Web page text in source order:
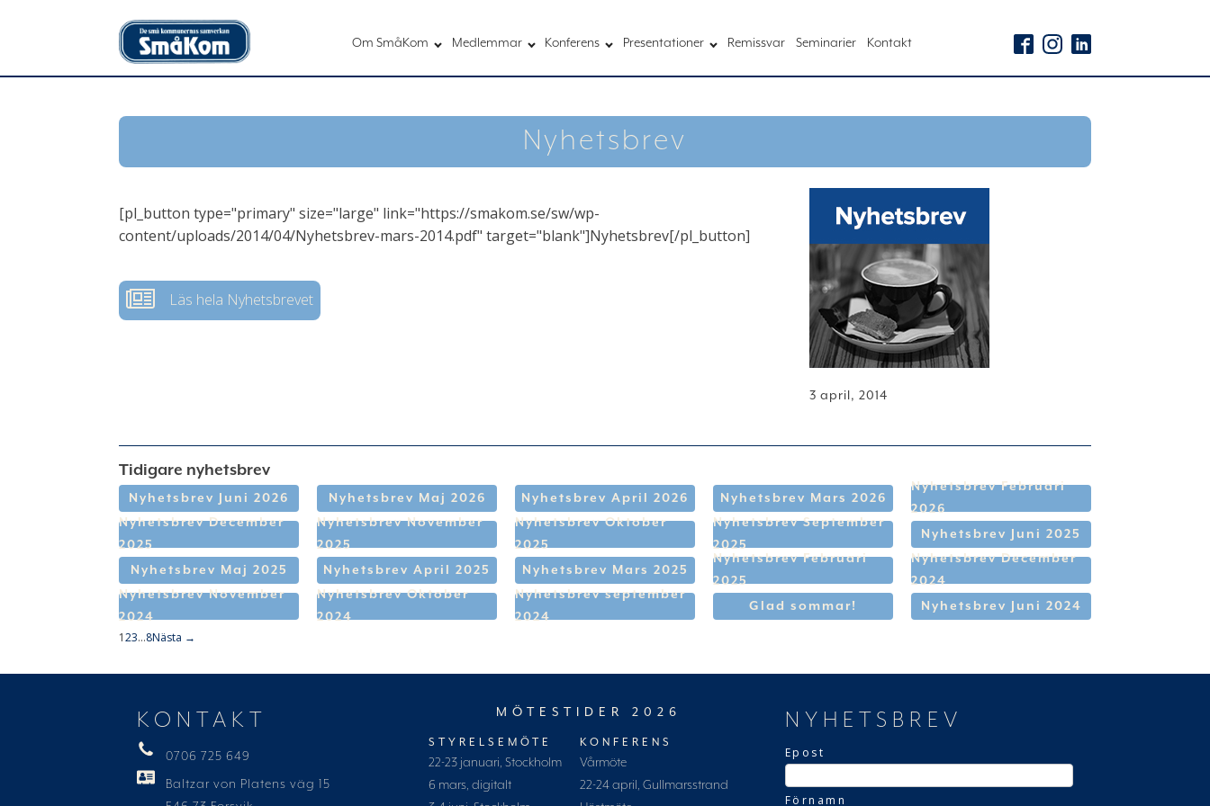
Om SmåKom Medlemmar Konferens Presentationer Remissvar Seminarier Kontakt
Nyhetsbrev
[pl_button type="primary" size="large" link="https://smakom.se/sw/wp-
content/uploads/2014/04/Nyhetsbrev-mars-2014.pdf" target="blank"]Nyhetsbrev[/pl_button]
Läs hela Nyhetsbrevet
3 april, 2014
Tidigare nyhetsbrev
Nyhetsbrev Juni 2026 Nyhetsbrev Maj 2026 Nyhetsbrev April 2026 Nyhetsbrev Mars 2026
Nyhetsbrev Februari
2026
Nyhetsbrev December
2025
Nyhetsbrev November
2025
Nyhetsbrev Oktober
2025
Nyhetsbrev September
2025
Nyhetsbrev Juni 2025
Nyhetsbrev Maj 2025 Nyhetsbrev April 2025 Nyhetsbrev Mars 2025
Nyhetsbrev Februari
2025
Nyhetsbrev December
2024
Nyhetsbrev November
2024
Nyhetsbrev Oktober
2024
Nyhetsbrev september
2024
Glad sommar! Nyhetsbrev Juni 2024
123…8Nästa →
KONTAKT
0706 725 649
Baltzar von Platens väg 15
MÖTESTIDER 2026
STYRELSEMÖTE
22-23 januari, Stockholm
6 mars, digitalt
KONFERENS
Vårmöte
22-24 april, Gullmarsstrand
NYHETSBREV
Epost
Förnamn